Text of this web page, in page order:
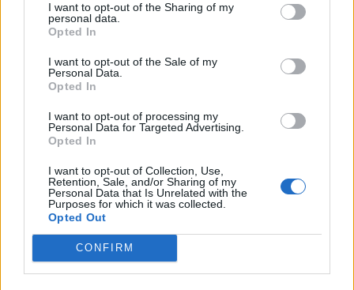
I want to opt-out of the Sharing of my
personal data.
Opted In
I want to opt-out of the Sale of my
Personal Data.
Opted In
I want to opt-out of processing my
Personal Data for Targeted Advertising.
Opted In
I want to opt-out of Collection, Use,
Retention, Sale, and/or Sharing of my
Personal Data that Is Unrelated with the
Purposes for which it was collected.
Opted Out
CONFIRM
Rendkívüli bejelentés: 868 milliárdos
gigacsomag érkezik, rengeteg magyar
életét változtatja meg
fejlesztési csomagot fogadott el az elmúlt évek
elmaradásainak pótlására.